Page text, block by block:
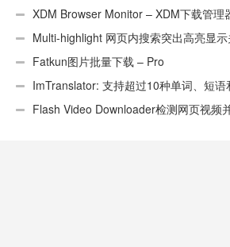
Chrome(TM)汉化版）
XDM Browser Monitor – XDM下载管理
Multi-highlight 网页内搜索突出高亮显
Fatkun图片批量下载 – Pro
ImTranslator: 支持超过10种单词、短
性不错Flash Video Downloader检测网页视频